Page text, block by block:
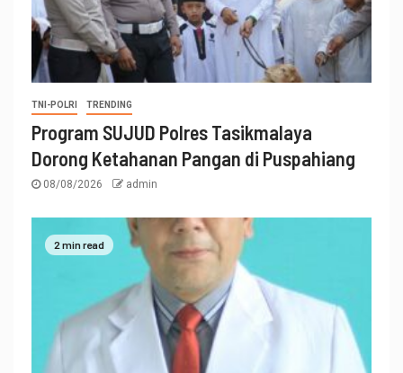
TNI-POLRI TRENDING
Program SUJUD Polres Tasikmalaya
Dorong Ketahanan Pangan di Puspahiang
08/08/2026 admin
2 min read